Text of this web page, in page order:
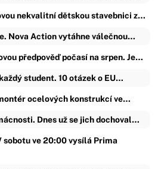
nekvalitní dětskou stavebnici z…
Nova Action vytáhne válečnou…
předpověď počasí na srpen. Je…
student. 10 otázek o EU…
ocelových konstrukcí ve…
Dnes už se jich dochoval…
sobotu ve 20:00 vysílá Prima